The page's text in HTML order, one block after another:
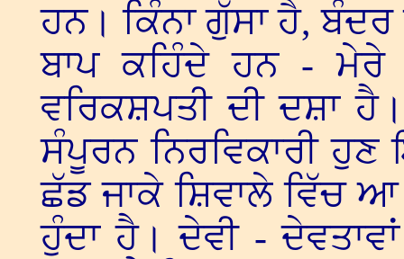
ਹਨ। ਕਿੰਨਾ ਗੁੱਸਾ ਹੈ, ਬੰਦਰ
ਬਾਪ ਕਹਿੰਦੇ ਹਨ -
ਵਰਿਕਸ਼ਪਤੀ ਦੀ ਦਸ਼ਾ
ਸੰਪੂਰਨ ਨਿਰਵਿਕਾਰੀ
ਛੱਡ ਜਾਕੇ ਸ਼ਿਵਾਲੇ ਵਿੱਚ
ਹੁੰਦਾ ਹੈ। ਦੇਵੀ -